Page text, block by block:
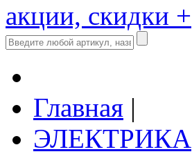
акции, скидки +
Главная |
ЭЛЕКТРИКА